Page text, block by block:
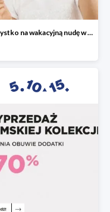
Wszystko na wakacyjną nudę w 5.10.15 - gry i zabawki do -50%